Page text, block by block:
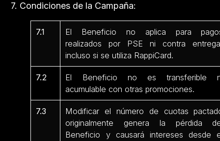
7. Condiciones de la Campaña:
7.1
El Beneficio no aplica para
realizados por PSE ni contra
incluso si se utiliza RappiCard.
7.2
El Beneficio no es transferible
acumulable con otras promociones.
7.3
Modificar el número de cuotas
originalmente genera la pérdida
Beneficio y causará intereses desde